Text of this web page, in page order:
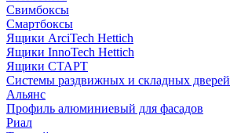
Свимбоксы
Смартбоксы
Ящики ArciTech Hettich
Ящики InnoTech Hettich
Ящики СТАРТ
Системы раздвижных и складных дверей
Альянс
Профиль алюминиевый для фасадов
Риал